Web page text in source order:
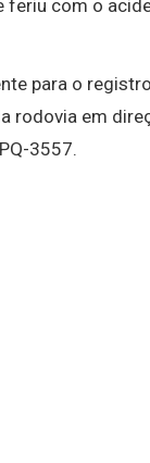
feriu com o
para o
rodovia em
3557.